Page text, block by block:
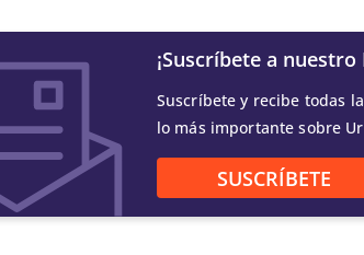
¡Suscríbete a
Suscríbete y recibe todas
lo más importante sobre
SUSCRÍBETE